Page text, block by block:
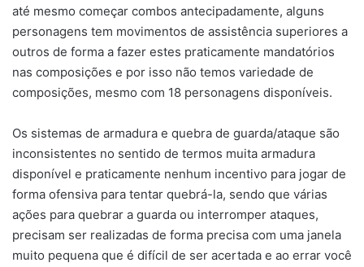
até mesmo começar combos antecipadamente, alguns
personagens tem movimentos de assistência superiores a
outros de forma a fazer estes praticamente mandatórios
nas composições e por isso não temos variedade de
composições, mesmo com 18 personagens disponíveis.
Os sistemas de armadura e quebra de guarda/ataque são
inconsistentes no sentido de termos muita armadura
disponível e praticamente nenhum incentivo para jogar de
forma ofensiva para tentar quebrá-la, sendo que várias
ações para quebrar a guarda ou interromper ataques,
precisam ser realizadas de forma precisa com uma janela
muito pequena que é difícil de ser acertada e ao errar você